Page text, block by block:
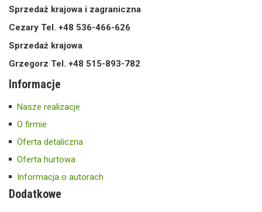
Sprzedaż krajowa i zagraniczna
Cezary Tel. +48 536-466-626
Sprzedaż krajowa
Grzegorz Tel. +48 515-893-782
Informacje
Nasze realizacje
O firmie
Oferta detaliczna
Oferta hurtowa
Informacja o autorach
Dodatkowe